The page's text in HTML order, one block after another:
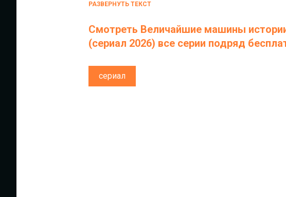
ракеты «Сатурн-5» до автомобилей, ранних
РАЗВЕРНУТЬ ТЕКСТ
Смотреть Величайшие машины
(сериал 2026) все серии подряд
сериал